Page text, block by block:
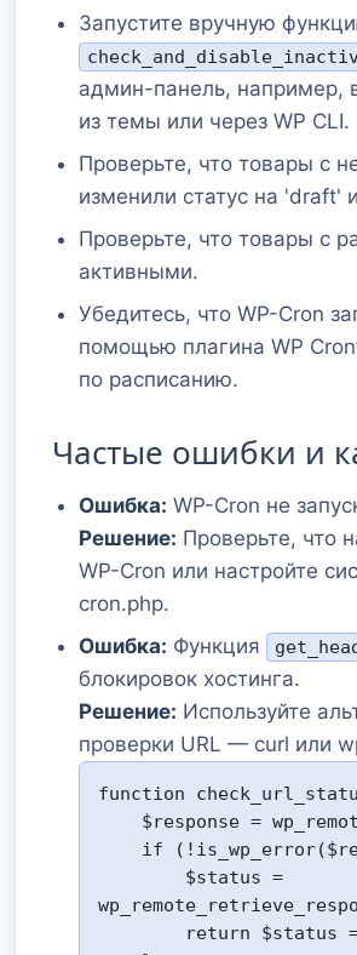
Запустите вручную
админ-панель, например,
из темы или через WP CLI.
Проверьте, что товары с
изменили статус на 'draft'
Проверьте, что товары с
активными.
Убедитесь, что WP-Cron
помощью плагина WP
по расписанию.
Частые ошибки и
Ошибка: WP-Cron не
Решение: Проверьте, что
WP-Cron или настройте
cron.php.
Ошибка: Функция
блокировок хостинга.
Решение: Используйте
проверки URL — curl или
function